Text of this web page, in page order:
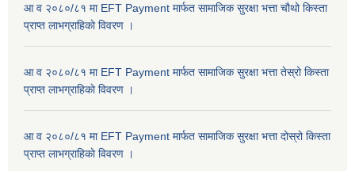
आ व २०८०/८१ मा EFT Payment मार्फत सामाजिक सुरक्षा भत्ता चौथो किस्ता
प्राप्त लाभग्राहिकाे विवरण ।
आ व २०८०/८१ मा EFT Payment मार्फत सामाजिक सुरक्षा भत्ता तेस्रो किस्ता
प्राप्त लाभग्राहिकाे विवरण ।
आ व २०८०/८१ मा EFT Payment मार्फत सामाजिक सुरक्षा भत्ता दोस्रो किस्ता
प्राप्त लाभग्राहिकाे विवरण ।